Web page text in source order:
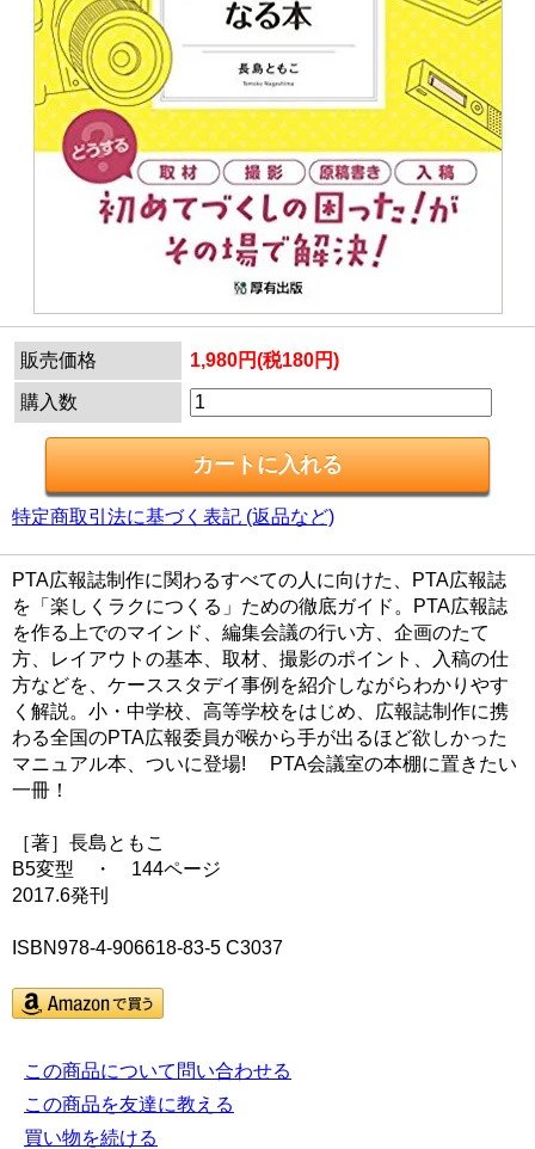
販売価格 1,980円(税180円)
購入数
特定商取引法に基づく表記 (返品など)
PTA広報誌制作に関わるすべての人に向けた、PTA広報誌
を「楽しくラクにつくる」ための徹底ガイド。PTA広報誌
を作る上でのマインド、編集会議の行い方、企画のたて
方、レイアウトの基本、取材、撮影のポイント、入稿の仕
方などを、ケーススタデイ事例を紹介しながらわかりやす
く解説。小・中学校、高等学校をはじめ、広報誌制作に携
わる全国のPTA広報委員が喉から手が出るほど欲しかった
マニュアル本、ついに登場! PTA会議室の本棚に置きたい
一冊！
［著］長島ともこ
B5変型 ・ 144ページ
2017.6発刊
ISBN978-4-906618-83-5 C3037
この商品について問い合わせる
この商品を友達に教える
買い物を続ける